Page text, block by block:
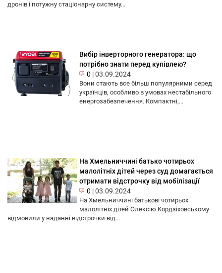
дронів і потужну стаціонарну систему...
Вибір інверторного генератора: що
потрібно знати перед купівлею?
0 |03.09.2024
Вони стають все більш популярними серед
українців, особливо в умовах нестабільного
енергозабезпечення. Компактні,...
На Хмельниччині батько чотирьох
малолітніх дітей через суд домагається
отримати відстрочку від мобілізації
0 |03.09.2024
На Хмельниччині батькові чотирьох
малолітніх дітей Олексію Кордзіховському
відмовили у наданні відстрочки від...